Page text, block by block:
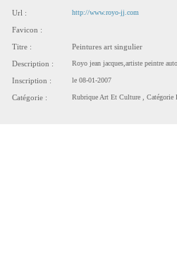
Url : http://www.royo-jj.com
Favicon :
Titre :
Peintures art singulier
Description :
Royo jean jacques,artiste peintre
Inscription : le 08-01-2007
Catégorie : Rubrique Art Et Culture, Catégorie